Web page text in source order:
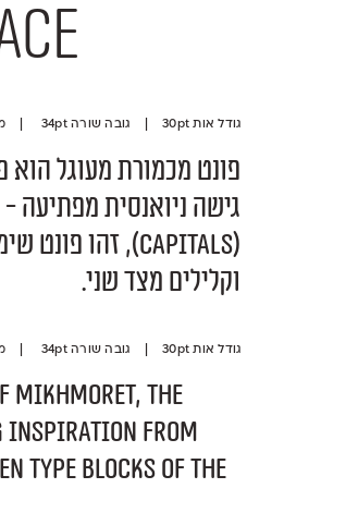
גודל אות 30pt | גובה שורה 34pt | משקל רגיל
וקלילים מצד שני.
גודל אות 30pt | גובה שורה 34pt | משקל רגיל
Mikhmoret, the
inspiration from
type blocks of the